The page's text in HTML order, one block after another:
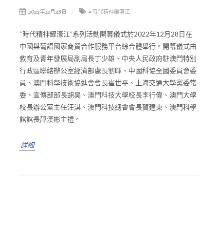
2022年12月28日 # 時代精神耀濠江
“時代精神耀濠江”系列活動開幕儀式於2022年12月28日在
中國與葡語國家商貿合作服務平台綜合體舉行。開幕儀式由
教育及青年發展局副局長丁少雄、中央人民政府駐澳門特別
行政區聯絡辦公室經濟部處長劉暉、中國科協全國委員會委
員、澳門科學技術協進會會長崔世平、上海交通大學黨委常
委、宣傳部部長胡昊、澳門科技大學校長李行偉、澳門大學
校長辦公室主任汪淇、澳門科技總會會長賀建東、澳門科學
館館長邵漢彬主禮。
詳細